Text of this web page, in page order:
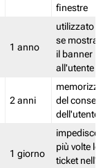
finestre
1 anno
utilizzato per
se mostrare
il banner
all'utente
2 anni
memorizza
del
dell'utente
1 giorno
impedisce di
più volte lo
ticket